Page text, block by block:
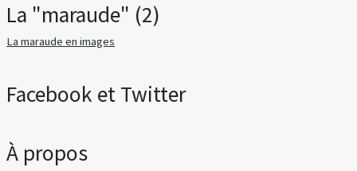
La "maraude" (2)
La maraude en images
Facebook et Twitter
À propos